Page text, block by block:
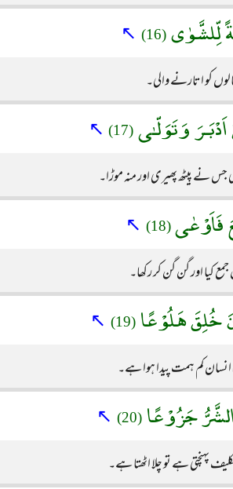
لِّلشَّوٰى (16)
↖
کو اتارنے والی۔
وَتَوَلّـٰى (17)
↖
نے پیٹھ پھیری اور منہ موڑا۔
فَاَوْعٰى(18)
↖
کیا اور گن گن کر رکھا۔
خُلِقَ هَلُوْعًا(19)
↖
کم ہمت پیدا ہوا ہے۔
جَزُوْعًا(20)
↖
پہنچتی ہے تو چلا اٹھتا ہے۔